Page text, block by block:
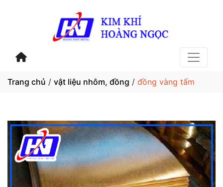
Trang chủ / vật liệu nhôm, đồng / đồng vàng tấm